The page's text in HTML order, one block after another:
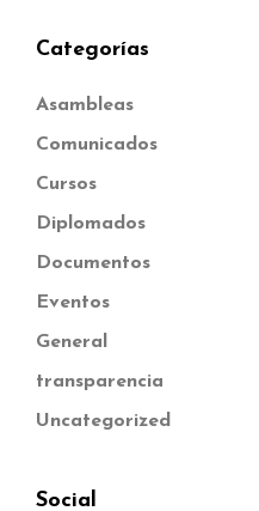
Categorías
Asambleas
Comunicados
Cursos
Diplomados
Documentos
Eventos
General
transparencia
Uncategorized
Social